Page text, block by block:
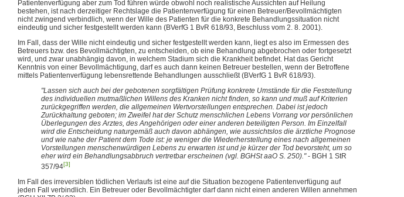
Patientenverfügung aber zum Tod führen würde obwohl noch realistische Aussichten auf Heilung
bestehen, ist nach derzeitiger Rechtslage die Patientenverfügung für einen Betreuer/Bevollmächtigten
nicht zwingend verbindlich, wenn der Wille des Patienten für die konkrete Behandlungssituation nicht
eindeutig und sicher festgestellt werden kann (BVerfG 1 BvR 618/93, Beschluss vom 2. 8. 2001).
Im Fall, dass der Wille nicht eindeutig und sicher festgestellt werden kann, liegt es also im Ermessen des
Betreuers bzw. des Bevollmächtigten, zu entscheiden, ob eine Behandlung abgebrochen oder fortgesetzt
wird, und zwar unabhängig davon, in welchem Stadium sich die Krankheit befindet. Hat das Gericht
Kenntnis von einer Bevollmächtigung, darf es auch dann keinen Betreuer bestellen, wenn der Betroffene
mittels Patientenverfügung lebensrettende Behandlungen ausschließt (BVerfG 1 BvR 618/93).
"Lassen sich auch bei der gebotenen sorgfältigen Prüfung konkrete Umstände für die Feststellung
des individuellen mutmaßlichen Willens des Kranken nicht finden, so kann und muß auf Kriterien
zurückgegriffen werden, die allgemeinen Wertvorstellungen entsprechen. Dabei ist jedoch
Zurückhaltung geboten; im Zweifel hat der Schutz menschlichen Lebens Vorrang vor persönlichen
Überlegungen des Arztes, des Angehörigen oder einer anderen beteiligten Person. Im Einzelfall
wird die Entscheidung naturgemäß auch davon abhängen, wie aussichtslos die ärztliche Prognose
und wie nahe der Patient dem Tode ist: je weniger die Wiederherstellung eines nach allgemeinen
Vorstellungen menschenwürdigen Lebens zu erwarten ist und je kürzer der Tod bevorsteht, um so
eher wird ein Behandlungsabbruch vertretbar erscheinen (vgl. BGHSt aaO S. 250)."- BGH 1 StR
357/94[3]
Im Fall des irreversiblen tödlichen Verlaufs ist eine auf die Situation bezogene Patientenverfügung auf
jeden Fall verbindlich. Ein Betreuer oder Bevollmächtigter darf dann nicht einen anderen Willen annehmen